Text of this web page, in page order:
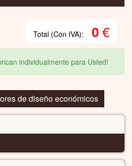
SEGÚN SU PEDIDO
/ ACCESORIOS